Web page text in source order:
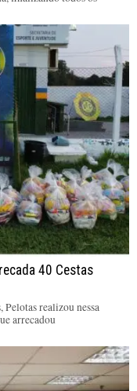
40 Cestas
realizou nessa
arrecadou